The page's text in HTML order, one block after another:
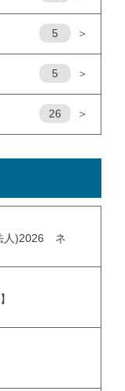
5 ＞
5 ＞
26 ＞
人)2026 ネ